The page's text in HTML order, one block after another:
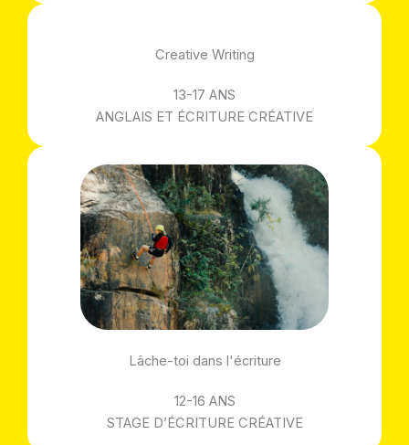
Creative Writing
13-17 ANS
ANGLAIS ET ÉCRITURE CRÉATIVE
Lâche-toi dans l'écriture
12-16 ANS
STAGE D’ÉCRITURE CRÉATIVE